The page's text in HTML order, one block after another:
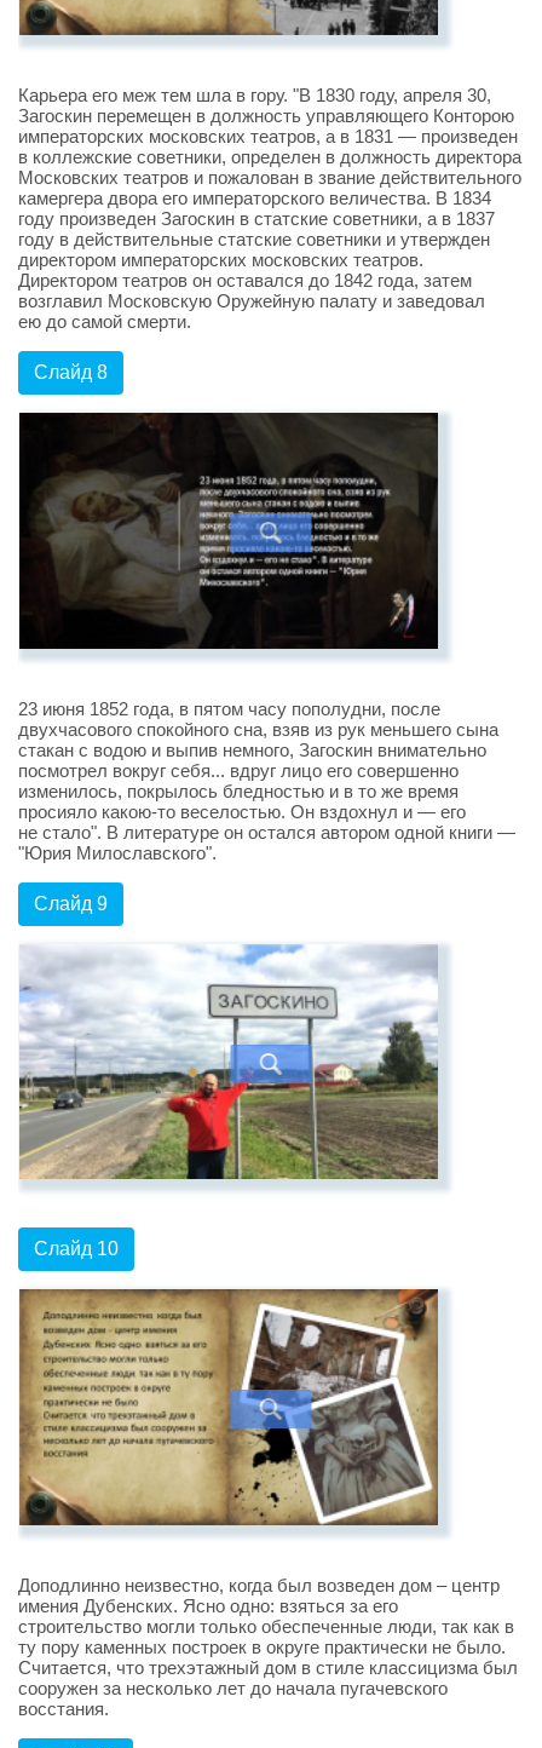
Карьера его меж тем шла в гору. "В 1830 году, апреля 30,
Загоскин перемещен в должность управляющего Конторою
императорских московских театров, а в 1831 — произведен
в коллежские советники, определен в должность директора
Московских театров и пожалован в звание действительного
камергера двора его императорского величества. В 1834
году произведен Загоскин в статские советники, а в 1837
году в действительные статские советники и утвержден
директором императорских московских театров.
Директором театров он оставался до 1842 года, затем
возглавил Московскую Оружейную палату и заведовал
ею до самой смерти.
Слайд 8
23 июня 1852 года, в пятом часу пополудни, после
двухчасового спокойного сна, взяв из рук меньшего сына
стакан с водою и выпив немного, Загоскин внимательно
посмотрел вокруг себя... вдруг лицо его совершенно
изменилось, покрылось бледностью и в то же время
просияло какою-то веселостью. Он вздохнул и — его
не стало". В литературе он остался автором одной книги —
"Юрия Милославского".
Слайд 9
Слайд 10
Доподлинно неизвестно, когда был возведен дом – центр
имения Дубенских. Ясно одно: взяться за его
строительство могли только обеспеченные люди, так как в
ту пору каменных построек в округе практически не было.
Считается, что трехэтажный дом в стиле классицизма был
сооружен за несколько лет до начала пугачевского
восстания.